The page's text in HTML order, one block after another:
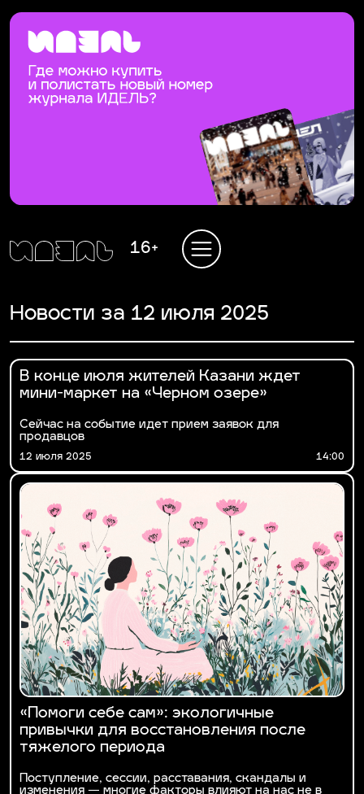
16+
Новости за 12 июля 2025
В конце июля жителей Казани ждет
мини-маркет на «Черном озере»
Сейчас на событие идет прием заявок для
продавцов
12 июля 2025 14:00
«Помоги себе сам»: экологичные
привычки для восстановления после
тяжелого периода
Поступление, сессии, расставания, скандалы и
изменения — многие факторы влияют на нас не в